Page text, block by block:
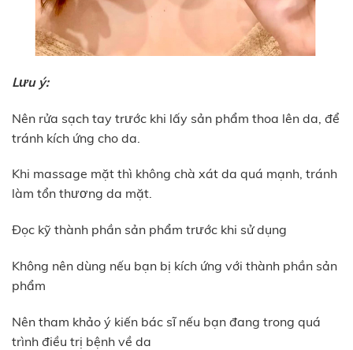
Lưu ý:
Nên rửa sạch tay trước khi lấy sản phẩm thoa lên da, để
tránh kích ứng cho da.
Khi massage mặt thì không chà xát da quá mạnh, tránh
làm tổn thương da mặt.
Đọc kỹ thành phần sản phẩm trước khi sử dụng
Không nên dùng nếu bạn bị kích ứng với thành phần sản
phẩm
Nên tham khảo ý kiến bác sĩ nếu bạn đang trong quá
trình điều trị bệnh về da